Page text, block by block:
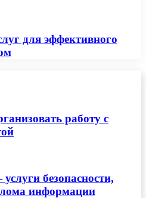
для эффективного
работу с
безопасности,
информации